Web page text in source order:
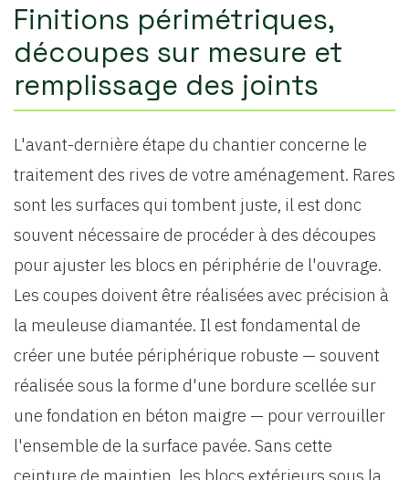
Finitions périmétriques,
découpes sur mesure et
remplissage des joints
L'avant-dernière étape du chantier concerne le
traitement des rives de votre aménagement. Rares
sont les surfaces qui tombent juste, il est donc
souvent nécessaire de procéder à des découpes
pour ajuster les blocs en périphérie de l'ouvrage.
Les coupes doivent être réalisées avec précision à
la meuleuse diamantée. Il est fondamental de
créer une butée périphérique robuste — souvent
réalisée sous la forme d'une bordure scellée sur
une fondation en béton maigre — pour verrouiller
l'ensemble de la surface pavée. Sans cette
ceinture de maintien, les blocs extérieurs sous la